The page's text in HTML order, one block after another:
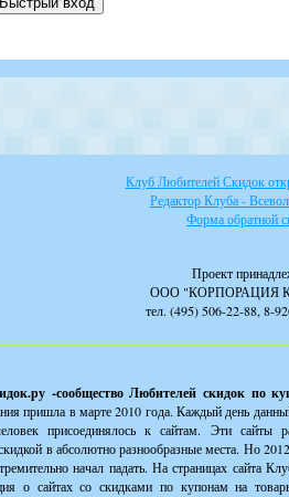
Клуб Любителей Скидок
Редактор Клуба -
Форма обратной
Проект
ООО "КОРПОРАЦИЯ
тел. (495) 506-22-88, 8-
-сообщество Любителей скидок по
пришла в марте 2010 года. Каждый день
присоединялось к сайтам. Эти сайты
в абсолютно разнообразные места. Но
начал падать. На страницах сайта
о сайтах со скидками по купонам на